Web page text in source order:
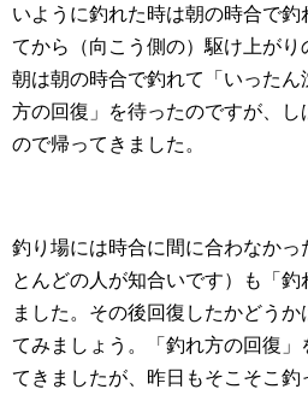
いように釣れた時は朝の時合で
てから（向こう側の）駆け上が
朝は朝の時合で釣れて「いった
方の回復」を待ったのですが、
ので帰ってきました。
釣り場には時合に間に合わなか
とんどの人が知合いです）も「
ました。その後回復したかどう
てみましょう。「釣れ方の回復」
てきましたが、昨日もそこそこ